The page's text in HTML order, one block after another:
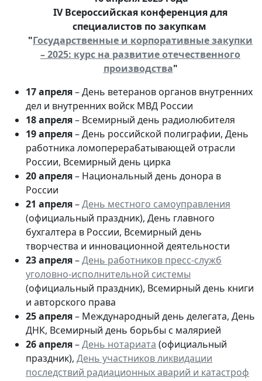
IV Всероссийская конференция для
специалистов по закупкам
"Государственные и корпоративные закупки
– 2025: курс на развитие отечественного
производства"
17 апреля– День ветеранов органов внутренних
дел и внутренних войск МВД России
18 апреля– Всемирный день радиолюбителя
19 апреля– День российской полиграфии, День
работника ломоперерабатывающей отрасли
России, Всемирный день цирка
20 апреля– Национальный день донора в
России
21 апреля–День местного самоуправления
(официальный праздник), День главного
бухгалтера в России, Всемирный день
творчества и инновационной деятельности
23 апреля–День работников пресс-служб
уголовно-исполнительной системы
(официальный праздник), Всемирный день книги
и авторского права
25 апреля– Международный день делегата, День
ДНК, Всемирный день борьбы с малярией
26 апреля–День нотариата (официальный
праздник), День участников ликвидации
последствий радиационных аварий и катастроф